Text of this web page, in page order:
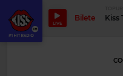
LIVE
Bilete Kiss